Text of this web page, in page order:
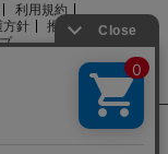
利用規約
方針
推奨環境
に属します。